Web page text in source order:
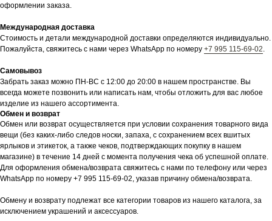
оформлении заказа.
Международная доставка
Стоимость и детали международной доставки определяются индивидуально.
Пожалуйста, свяжитесь с нами через WhatsApp по номеру +7 995 115-69-02.
Самовывоз
Забрать заказ можно ПН-ВС с 12:00 до 20:00 в нашем пространстве. Вы
всегда можете позвонить или написать нам, чтобы отложить для вас любое
изделие из нашего ассортимента.
Обмен и возврат
Обмен или возврат осуществляется при условии сохранения товарного вида
вещи (без каких-либо следов носки, запаха, с сохранением всех вшитых
ярлыков и этикеток, а также чеков, подтверждающих покупку в нашем
магазине) в течение 14 дней с момента получения чека об успешной оплате.
Для оформления обмена/возврата свяжитесь с нами по телефону или через
WhatsApp по номеру +7 995 115-69-02, указав причину обмена/возврата.
Обмену и возврату подлежат все категории товаров из нашего каталога, за
исключением украшений и аксессуаров.